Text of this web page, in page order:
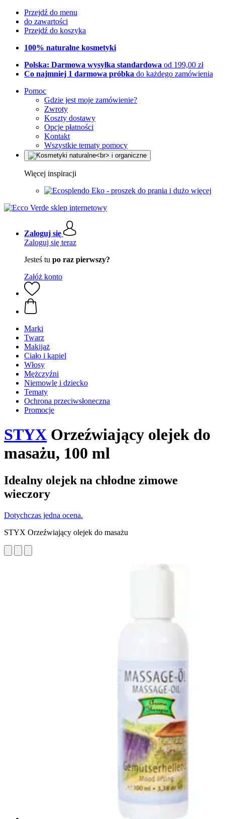
Przejdź do menu
do zawartości
Przejdź do koszyka
100% naturalne kosmetyki
Polska: Darmowa wysyłka standardowa od 199,00 zł
Co najmniej 1 darmowa próbka do każdego zamówienia
Pomoc
Gdzie jest moje zamówienie?
Zwroty
Koszty dostawy
Opcje płatności
Kontakt
Wszystkie tematy pomocy
Więcej inspiracji
Eko - proszek do prania i dużo więcej
Zaloguj się
Zaloguj się teraz
Jesteś tu po raz pierwszy?
Załóż konto
Marki
Twarz
Makijaż
Ciało i kąpiel
Włosy
Mężczyźni
Niemowlę i dziecko
Tematy
Ochrona przeciwsłoneczna
Promocje
STYX Orzeźwiający olejek do
masażu, 100 ml
Idealny olejek na chłodne zimowe
wieczory
Dotychczas jedna ocena.
STYX Orzeźwiający olejek do masażu